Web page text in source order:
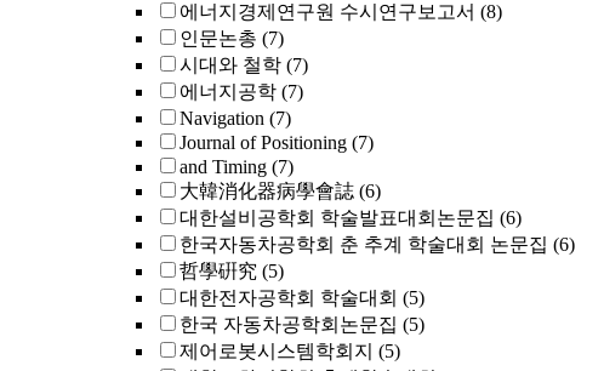
에너지경제연구원 수시연구보고서 (8)
인문논총 (7)
시대와 철학 (7)
에너지공학 (7)
Navigation (7)
Journal of Positioning (7)
and Timing (7)
大韓消化器病學會誌 (6)
대한설비공학회 학술발표대회논문집 (6)
한국자동차공학회 춘 추계 학술대회 논문집 (6)
哲學硏究 (5)
대한전자공학회 학술대회 (5)
한국 자동차공학회논문집 (5)
제어로봇시스템학회지 (5)